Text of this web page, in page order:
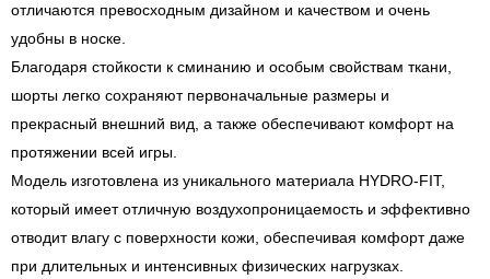
отличаются превосходным дизайном и качеством и очень
удобны в носке.
Благодаря стойкости к сминанию и особым свойствам ткани,
шорты легко сохраняют первоначальные размеры и
прекрасный внешний вид, а также обеспечивают комфорт на
протяжении всей игры.
Модель изготовлена из уникального материала HYDRO-FIT,
который имеет отличную воздухопроницаемость и эффективно
отводит влагу с поверхности кожи, обеспечивая комфорт даже
при длительных и интенсивных физических нагрузках.